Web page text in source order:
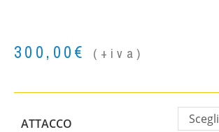
300,00€ (+iva)
ATTACCO
Scegli